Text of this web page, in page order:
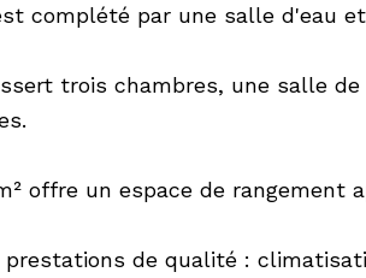
complété par une salle d'eau
trois chambres, une salle
offre un espace de rangement
prestations de qualité :